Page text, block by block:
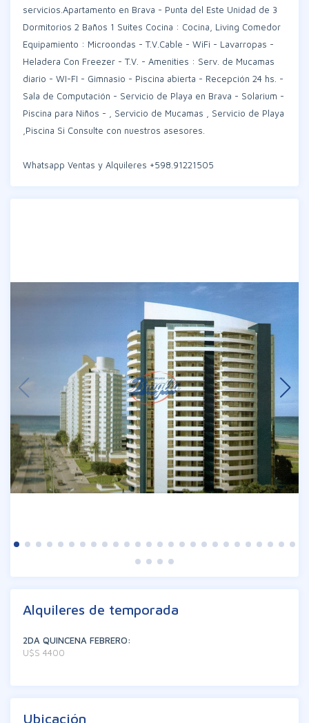
servicios.Apartamento en Brava - Punta del Este Unidad de 3
Dormitorios 2 Baños 1 Suites Cocina : Cocina, Living Comedor
Equipamiento : Microondas - T.V.Cable - WiFi - Lavarropas -
Heladera Con Freezer - T.V. - Amenities : Serv. de Mucamas
diario - WI-FI - Gimnasio - Piscina abierta - Recepción 24 hs. -
Sala de Computación - Servicio de Playa en Brava - Solarium -
Piscina para Niños - , Servicio de Mucamas , Servicio de Playa
,Piscina Si Consulte con nuestros asesores.
Whatsapp Ventas y Alquileres +598.91221505
Alquileres de temporada
2DA QUINCENA FEBRERO:
U$S 4400
Ubicación